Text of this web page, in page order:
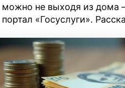
можно не выходя из дома
портал «Госуслуги».
онлайн, чтобы выявить
или поддельные
нашей инструкции на 2026
обезопасите сделку и не